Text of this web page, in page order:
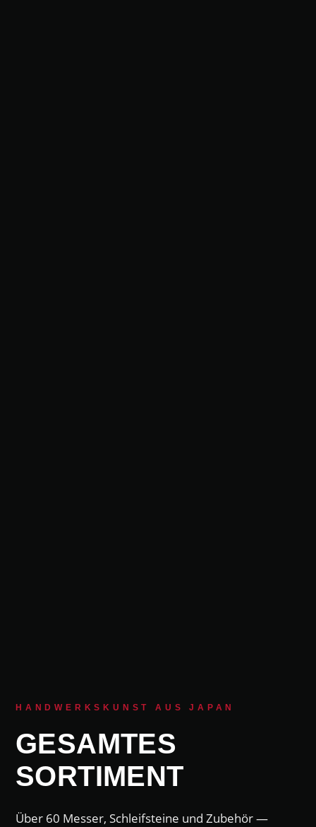
HANDWERKSKUNST AUS JAPAN
GESAMTES
SORTIMENT
Über 60 Messer, Schleifsteine und Zubehör —